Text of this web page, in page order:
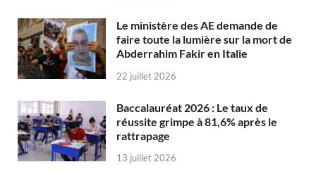
Le ministère des AE demande de
faire toute la lumière sur la mort de
Abderrahim Fakir en Italie
22 juillet 2026
Baccalauréat 2026 : Le taux de
réussite grimpe à 81,6% après le
rattrapage
13 juillet 2026